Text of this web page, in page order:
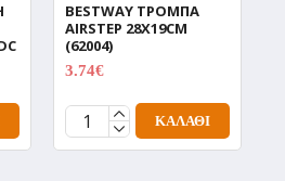
BESTWAY ΤΡΟΜΠΑ
AIRSTEP 28X19CM
(62004)
3.74€
ΚΑΛΆΘΙ